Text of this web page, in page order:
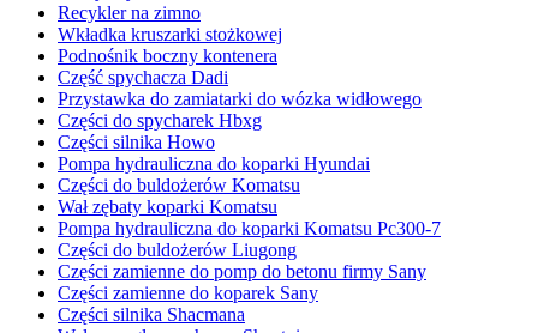
Recykler na zimno
Wkładka kruszarki stożkowej
Podnośnik boczny kontenera
Część spychacza Dadi
Przystawka do zamiatarki do wózka widłowego
Części do spycharek Hbxg
Części silnika Howo
Pompa hydrauliczna do koparki Hyundai
Części do buldożerów Komatsu
Wał zębaty koparki Komatsu
Pompa hydrauliczna do koparki Komatsu Pc300-7
Części do buldożerów Liugong
Części zamienne do pomp do betonu firmy Sany
Części zamienne do koparek Sany
Części silnika Shacmana